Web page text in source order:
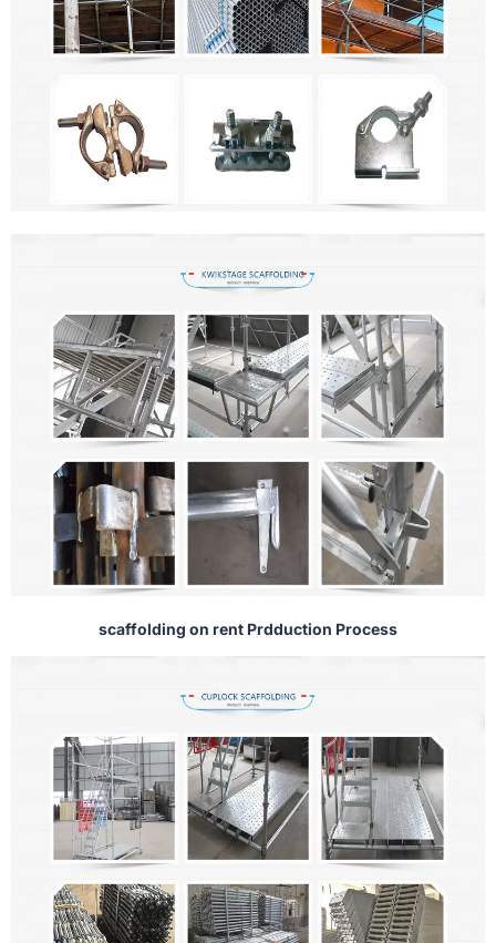
scaffolding on rent Prdduction Process